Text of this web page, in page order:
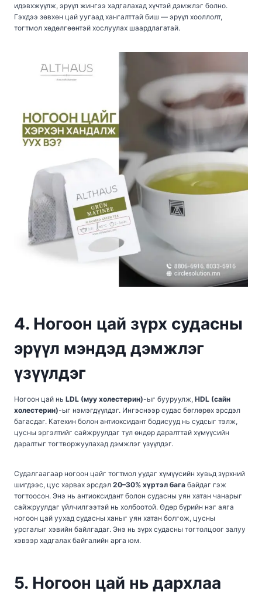
идэвхжүүлж, эрүүл жингээ хадгалахад хүчтэй дэмжлэг болно.
Гэхдээ зөвхөн цай уугаад хангалттай биш — эрүүл хооллолт,
тогтмол хөдөлгөөнтэй хослуулах шаардлагатай.
4. Ногоон цай зүрх судасны
эрүүл мэндэд дэмжлэг
үзүүлдэг
Ногоон цай нь LDL (муу холестерин)-ыг бууруулж, HDL (сайн
холестерин)-ыг нэмэгдүүлдэг. Ингэснээр судас бөглөрөх эрсдэл
багасдаг. Катехин болон антиоксидант бодисууд нь судсыг тэлж,
цусны эргэлтийг сайжруулдаг тул өндөр даралттай хүмүүсийн
даралтыг тогтворжуулахад дэмжлэг үзүүлдэг.
Судалгаагаар ногоон цайг тогтмол уудаг хүмүүсийн хувьд зүрхний
шигдээс, цус харвах эрсдэл 20–30% хүртэл бага байдаг гэж
тогтоосон. Энэ нь антиоксидант болон судасны уян хатан чанарыг
сайжруулдаг үйлчилгээтэй нь холбоотой. Өдөр бүрийн нэг аяга
ногоон цай уухад судасны ханыг уян хатан болгож, цусны
урсгалыг хэвийн байлгадаг. Энэ нь зүрх судасны тогтолцоог залуу
хэвээр хадгалах байгалийн арга юм.
5. Ногоон цай нь дархлаа